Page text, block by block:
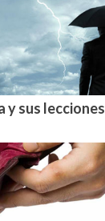
y sus lecciones